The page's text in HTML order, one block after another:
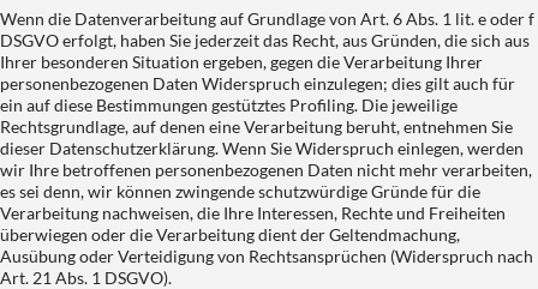
Wenn die Datenverarbeitung auf Grundlage von Art. 6 Abs. 1 lit. e oder f
DSGVO erfolgt, haben Sie jederzeit das Recht, aus Gründen, die sich aus
Ihrer besonderen Situation ergeben, gegen die Verarbeitung Ihrer
personenbezogenen Daten Widerspruch einzulegen; dies gilt auch für
ein auf diese Bestimmungen gestütztes Profiling. Die jeweilige
Rechtsgrundlage, auf denen eine Verarbeitung beruht, entnehmen Sie
dieser Datenschutzerklärung. Wenn Sie Widerspruch einlegen, werden
wir Ihre betroffenen personenbezogenen Daten nicht mehr verarbeiten,
es sei denn, wir können zwingende schutzwürdige Gründe für die
Verarbeitung nachweisen, die Ihre Interessen, Rechte und Freiheiten
überwiegen oder die Verarbeitung dient der Geltendmachung,
Ausübung oder Verteidigung von Rechtsansprüchen (Widerspruch nach
Art. 21 Abs. 1 DSGVO).